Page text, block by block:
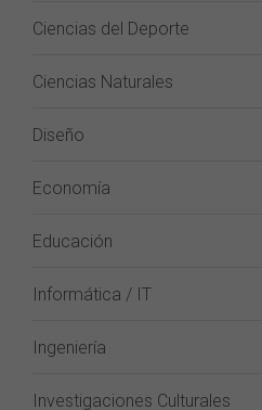
Ciencias del Deporte
Ciencias Naturales
Diseño
Economía
Educación
Informática / IT
Ingeniería
Investigaciones Culturales